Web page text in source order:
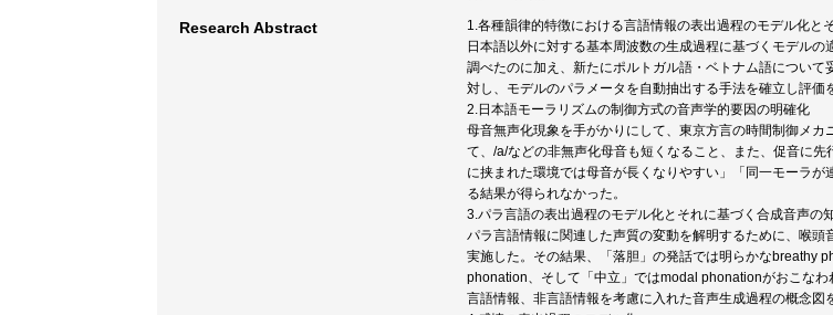
Research Abstract
1.各種韻律的特徴における言語情報の表出過程のモデル化と
日本語以外に対する基本周波数の生成過程に基づくモデル
調べたのに加え、新たにポルトガル語・ベトナム語につい
対し、モデルのパラメータを自動抽出する手法を確立し評価
2.日本語モーラリズムの制御方式の音声学的要因の明確化
母音無声化現象を手がかりにして、東京方言の時間制御メ
て、/a/などの非無声化母音も短くなること、また、促音に
に挟まれた環境では母音が長くなりやすい」「同一モーラ
る結果が得られなかった。
3.パラ言語の表出過程のモデル化とそれに基づく合成音声の
パラ言語情報に関連した声質の変動を解明するために、喉
実施した。その結果、「落胆」の発話では明らかなbreathy
phonation、そして「中立」ではmodal phonationがおこな
言語情報、非言語情報を考慮に入れた音声生成過程の概念図